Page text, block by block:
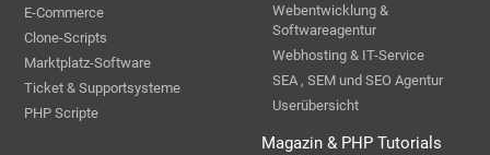
E-Commerce
Clone-Scripts
Marktplatz-Software
Ticket & Supportsysteme
PHP Scripte
Webentwicklung &
Softwareagentur
Webhosting & IT-Service
SEA , SEM und SEO Agentur
Userübersicht
Magazin & PHP Tutorials